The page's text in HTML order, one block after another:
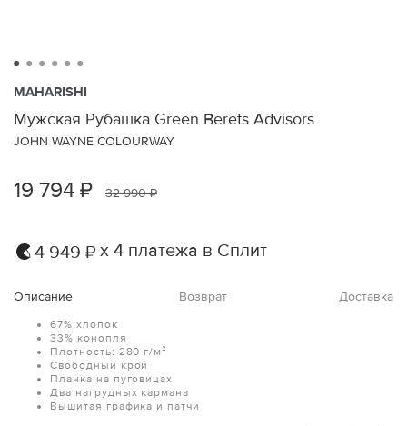
MAHARISHI
Мужская Рубашка Green Berets Advisors
JOHN WAYNE COLOURWAY
19 794 ₽ 32 990 ₽
4 949 ₽ х 4 платежа в Сплит
Описание Возврат Доставка
67% хлопок
33% конопля
Плотность: 280 г/м²
Свободный крой
Планка на пуговицах
Два нагрудных кармана
Вышитая графика и патчи